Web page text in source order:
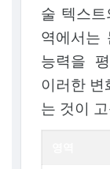
술 텍스
역에서는
능력을
이러한 변
는 것이